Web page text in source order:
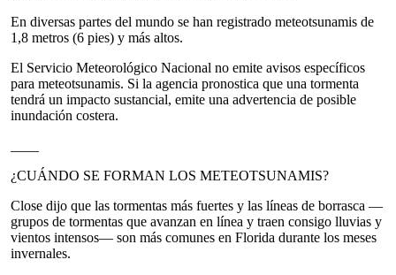
En diversas partes del mundo se han registrado meteotsunamis de
1,8 metros (6 pies) y más altos.
El Servicio Meteorológico Nacional no emite avisos específicos
para meteotsunamis. Si la agencia pronostica que una tormenta
tendrá un impacto sustancial, emite una advertencia de posible
inundación costera.
¿CUÁNDO SE FORMAN LOS METEOTSUNAMIS?
Close dijo que las tormentas más fuertes y las líneas de borrasca —
grupos de tormentas que avanzan en línea y traen consigo lluvias y
vientos intensos— son más comunes en Florida durante los meses
invernales.